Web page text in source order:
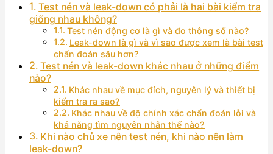
Test nén và leak-down có phải là hai bài kiểm tra
giống nhau không?
Test nén động cơ là gì và đo thông số nào?
Leak-down là gì và vì sao được xem là bài test
chẩn đoán sâu hơn?
Test nén và leak-down khác nhau ở những điểm
nào?
Khác nhau về mục đích, nguyên lý và thiết bị
kiểm tra ra sao?
Khác nhau về độ chính xác chẩn đoán lỗi và
khả năng tìm nguyên nhân thế nào?
Khi nào chủ xe nên test nén, khi nào nên làm
leak-down?